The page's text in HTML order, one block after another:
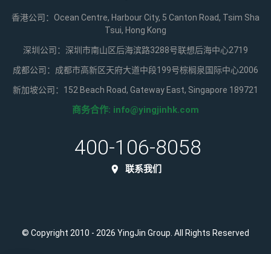
香港公司：Ocean Centre, Harbour City, 5 Canton Road, Tsim Sha
Tsui, Hong Kong
深圳公司：深圳市南山区后海滨路3288号联想后海中心2719
成都公司：成都市高新区天府大道中段199号棕榈泉国际中心2006
新加坡公司：152 Beach Road, Gateway East, Singapore 189721
商务合作: info@yingjinhk.com
400-106-8058
联系我们
© Copyright 2010 - 2026 YingJin Group. All Rights Reserved